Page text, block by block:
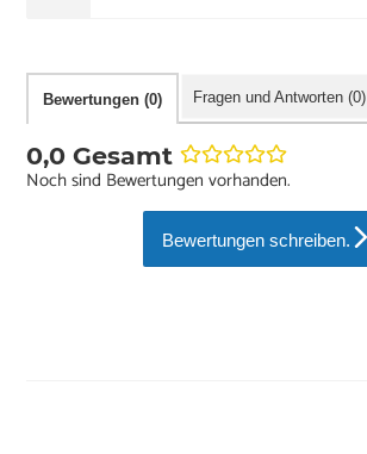
Bewertungen (0) Fragen und Antworten (0)
0,0 Gesamt
Noch sind Bewertungen vorhanden.
Bewertungen schreiben.